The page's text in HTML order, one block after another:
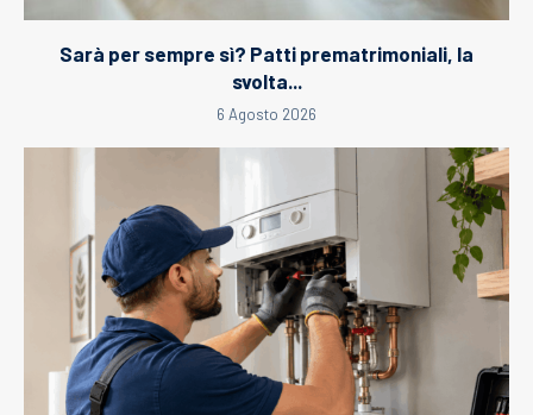
Sarà per sempre sì? Patti prematrimoniali, la
svolta...
6 Agosto 2026